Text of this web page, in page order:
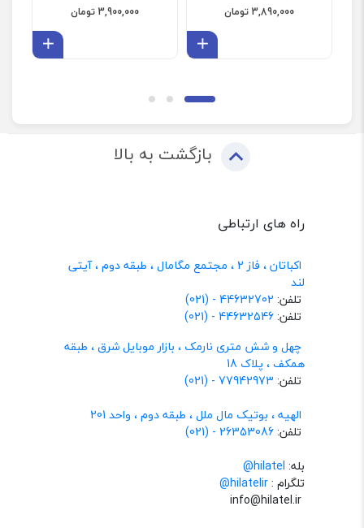
3,890,000 تومان
3,900,000 تومان
بازگشت به بالا
راه های ارتباطی
اکباتان ، فاز 2 ، مجتمع مگامال ، طبقه دوم ، آیتی
لند
تلفن: 44632702 - (021)
تلفن:44632546 - (021)
چهل و شش متری نارمک ، بازار موبایل شرق ، طبقه
همکف ، پلاک 18
تلفن: 77942973 - (021)
الهیه ، بوتیک مال ملل ، طبقه دوم ، واحد 201
تلفن:26353086 - (021)
بله: hilatel@
تلگرام :@hilatelir